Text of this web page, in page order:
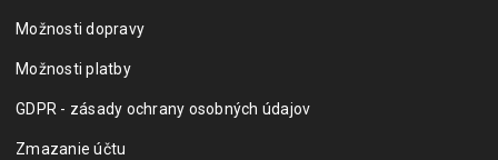
Možnosti dopravy
Možnosti platby
GDPR - zásady ochrany osobných údajov
Zmazanie účtu